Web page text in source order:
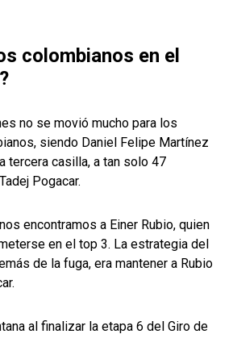
colombianos en el
no se movió mucho para los
siendo Daniel Felipe Martínez
tercera casilla, a tan solo 47
Pogacar.
encontramos a Einer Rubio, quien
en el top 3. La estrategia del
de la fuga, era mantener a Rubio
al finalizar la etapa 6 del Giro de